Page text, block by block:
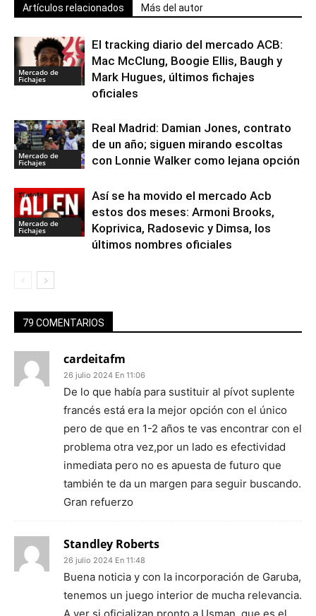
Artículos relacionados Más del autor
Mercado de
Fichajes
El tracking diario del mercado ACB:
Mac McClung, Boogie Ellis, Baugh y
Mark Hugues, últimos fichajes
oficiales
Mercado de
Fichajes
Real Madrid: Damian Jones, contrato
de un año; siguen mirando escoltas
con Lonnie Walker como lejana opción
Mercado de
Fichajes
Así se ha movido el mercado Acb
estos dos meses: Armoni Brooks,
Koprivica, Radosevic y Dimsa, los
últimos nombres oficiales
79 COMENTARIOS
cardeitafm
26 julio 2024 En 11:06
De lo que había para sustituir al pívot suplente
francés está era la mejor opción con el único
pero de que en 1-2 años te vas encontrar con el
problema otra vez,por un lado es efectividad
inmediata pero no es apuesta de futuro que
también te da un margen para seguir buscando.
Gran refuerzo
Standley Roberts
26 julio 2024 En 11:48
Buena noticia y con la incorporación de Garuba,
tenemos un juego interior de mucha relevancia.